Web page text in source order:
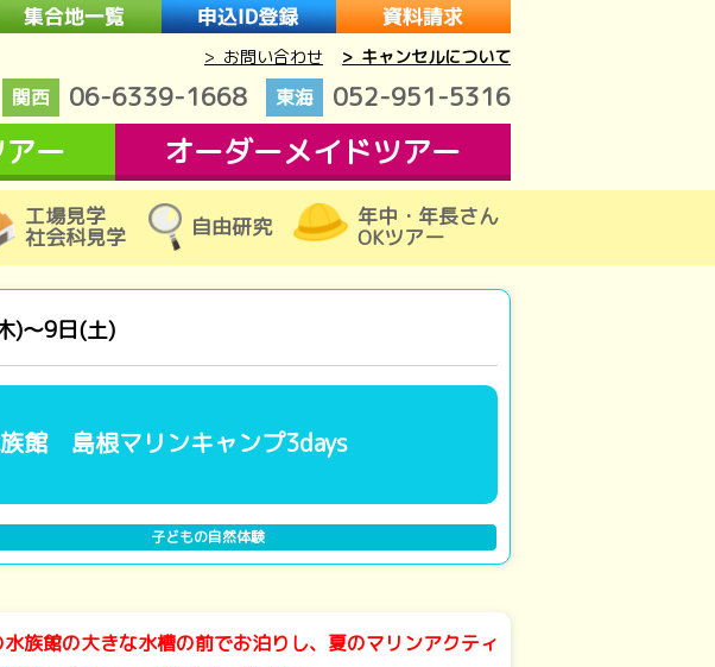
> お問い合わせ > キャンセルについて
関西 06-6339-1668 東海 052-951-5316
ー オーダーメイドツアー
工場見学
社会科見学 自由研究 年中・年長さん
OKツアー
)～9日(土)
館 島根マリンキャンプ3days
子どもの自然体験
族館の大きな水槽の前でお泊りし、夏のマリンアクティ